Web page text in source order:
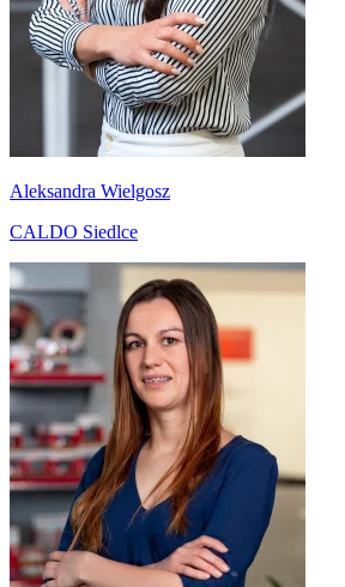
Aleksandra Wielgosz
CALDO Siedlce